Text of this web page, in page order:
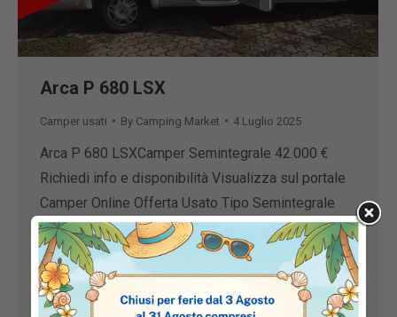
Arca P 680 LSX
Camper usati By Camping Market 4 Luglio 2025
Arca P 680 LSXCamper Semintegrale 42.000 €
Richiedi info e disponibilità Visualizza sul portale
Camper Online Offerta Usato Tipo Semintegrale
Marca Arca Modello P 680 LSX Anno 2011 Km
31.200 Km Motore DUCATO 2.3JTD (Euro 4)
Potenza Da 121 a 140 cv Posti 4 Letti 4
Dimensioni 690 x 230 cm Allestimento Telaio Al-